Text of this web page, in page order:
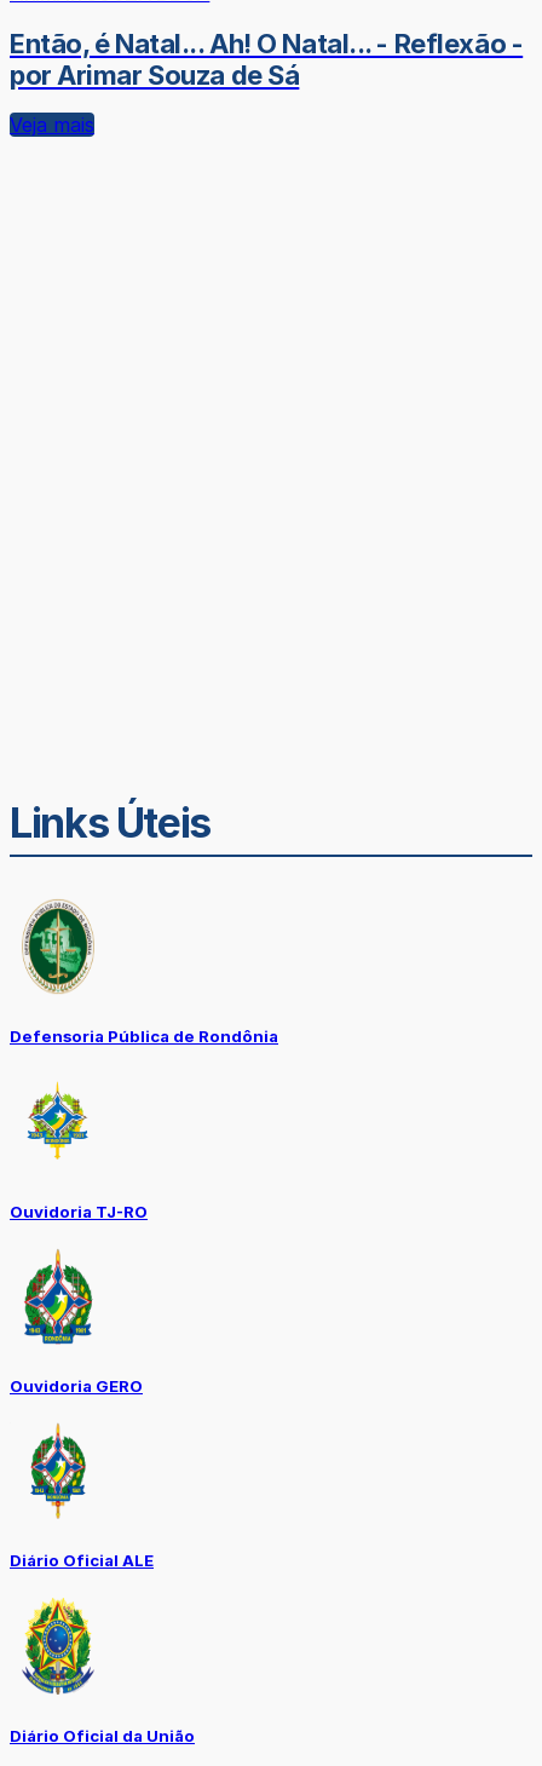
Então, é Natal... Ah! O Natal... - Reflexão -
por Arimar Souza de Sá
Veja mais
Links Úteis
Defensoria Pública de Rondônia
Ouvidoria TJ-RO
Ouvidoria GERO
Diário Oficial ALE
Diário Oficial da União